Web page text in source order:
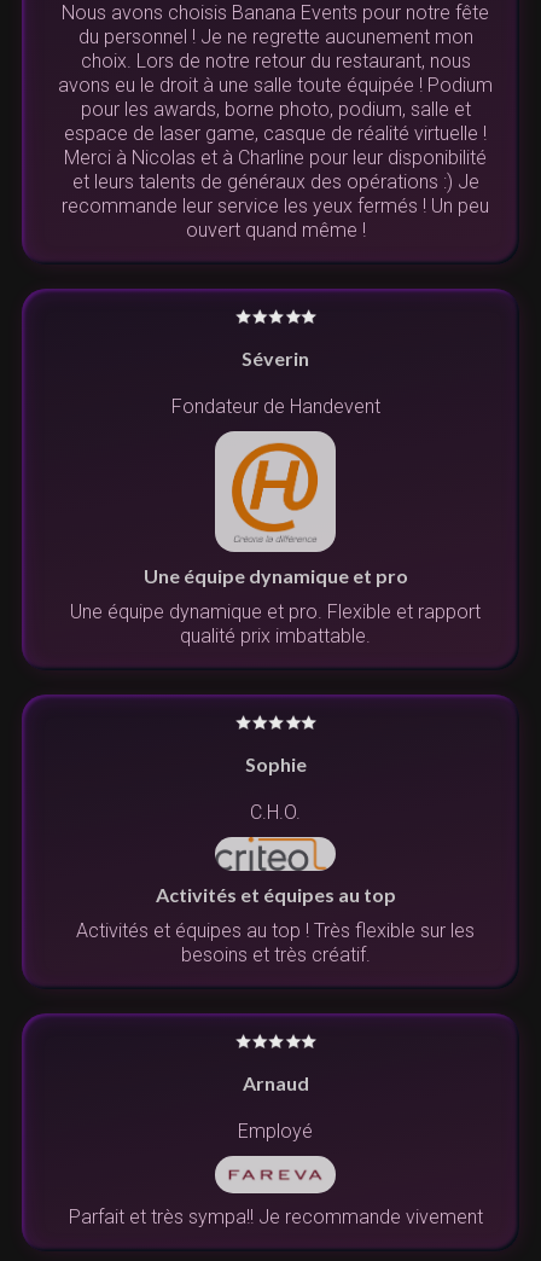
Nous avons choisis Banana Events pour notre fête
du personnel ! Je ne regrette aucunement mon
choix. Lors de notre retour du restaurant, nous
avons eu le droit à une salle toute équipée ! Podium
pour les awards, borne photo, podium, salle et
espace de laser game, casque de réalité virtuelle !
Merci à Nicolas et à Charline pour leur disponibilité
et leurs talents de généraux des opérations :) Je
recommande leur service les yeux fermés ! Un peu
ouvert quand même !
Séverin
Fondateur de Handevent
Une équipe dynamique et pro
Une équipe dynamique et pro. Flexible et rapport
qualité prix imbattable.
Sophie
C.H.O.
Activités et équipes au top
Activités et équipes au top ! Très flexible sur les
besoins et très créatif.
Arnaud
Employé
Parfait et très sympa!! Je recommande vivement